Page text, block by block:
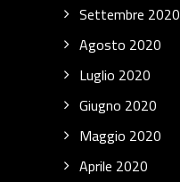
Settembre 2020
Agosto 2020
Luglio 2020
Giugno 2020
Maggio 2020
Aprile 2020